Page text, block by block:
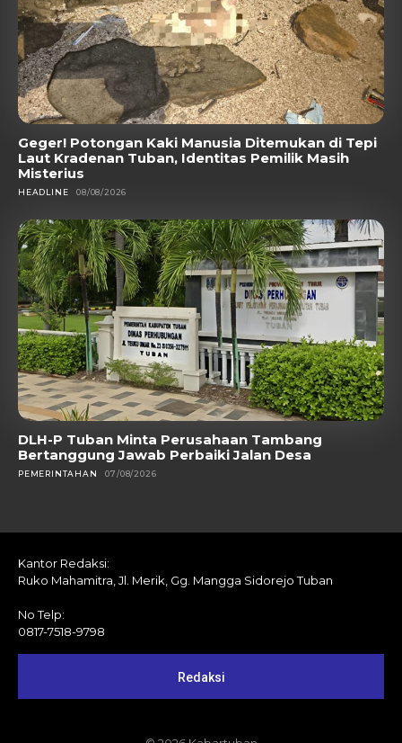
Geger! Potongan Kaki Manusia Ditemukan di Tepi
Laut Kradenan Tuban, Identitas Pemilik Masih
Misterius
HEADLINE 08/08/2026
DLH-P Tuban Minta Perusahaan Tambang
Bertanggung Jawab Perbaiki Jalan Desa
PEMERINTAHAN 07/08/2026
Kantor Redaksi:
Ruko Mahamitra, Jl. Merik, Gg. Mangga Sidorejo Tuban
No Telp:
0817-7518-9798
Redaksi